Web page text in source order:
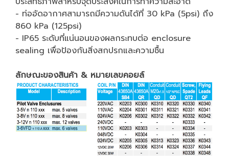
- ท่ออัดอากาศสามารถมีความดันได้ที่ 30 kPa (5psi) ถึง
860 kPa (125psi)
- IP65 ระดับที่แน่นอนของผลกระทบต่อ enclosure
sealing เพื่อป้องกันสิ่งสกปรกและความชื้น
ลักษณะของสินค้า & หมายเลขคอยล์